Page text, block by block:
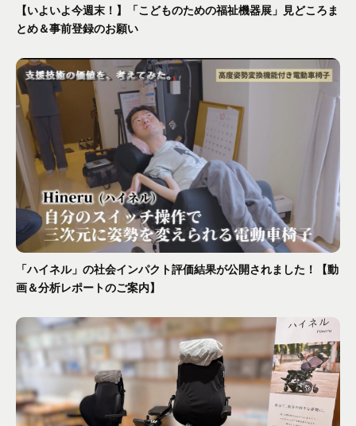
【いよいよ今週末！】「こどものための福祉機器展」見どころま
とめ＆事前登録のお願い
「ハイネル」の社会インパクト評価結果が公開されました！【動
画＆分析レポートのご案内】